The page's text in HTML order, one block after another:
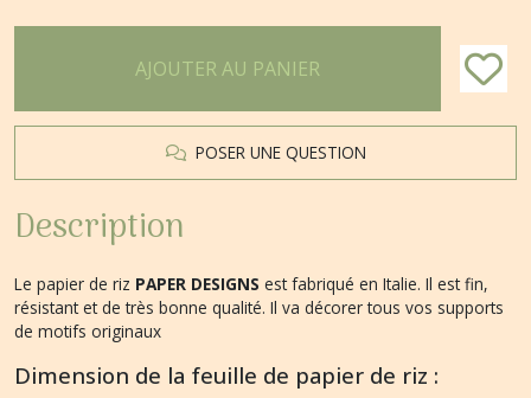
AJOUTER AU PANIER
POSER UNE QUESTION
Description
Le papier de riz PAPER DESIGNS est fabriqué en Italie. Il est fin,
résistant et de très bonne qualité. Il va décorer tous vos supports
de motifs originaux
Dimension de la feuille de papier de riz :